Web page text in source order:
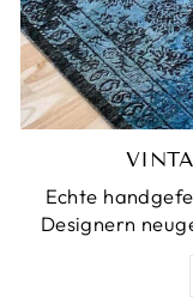
Echte
Designern